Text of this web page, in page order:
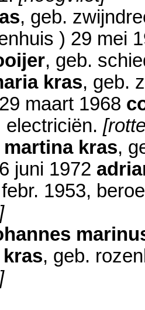
, geb.
) 29 mei
, geb.
kras, geb.
29 maart 1968
electriciën.
kras,
6 juni 1972
1953,
, geb.